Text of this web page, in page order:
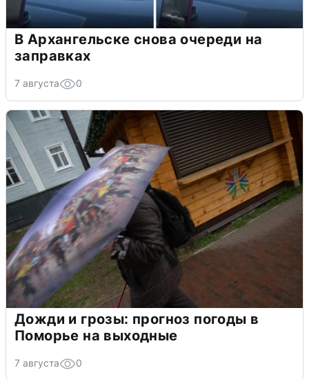
В Архангельске снова очереди на
заправках
7 августа 0
Дожди и грозы: прогноз погоды в
Поморье на выходные
7 августа 0